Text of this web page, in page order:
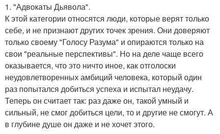
1. "Адвокаты Дьявола".
К этой категории относятся люди, которые верят только
себе, и не признают других точек зрения. Они доверяют
только своему "Голосу Разума" и опираются только на
свои "реальные перспективы". Но на деле чаще всего
оказывается, что это ничто иное, как отголоски
неудовлетворенных амбиций человека, который один
раз попытался добиться успеха и испытал неудачу.
Теперь он считает так: раз даже он, такой умный и
сильный, не смог добиться цели, то и другие не смогут. А
в глубине душе он даже и не хочет этого.